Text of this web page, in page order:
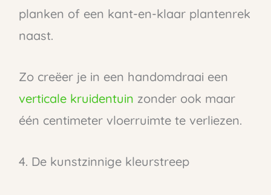
planken of een kant-en-klaar plantenrek
naast.
Zo creëer je in een handomdraai een
verticale kruidentuin zonder ook maar
één centimeter vloerruimte te verliezen.
4. De kunstzinnige kleurstreep